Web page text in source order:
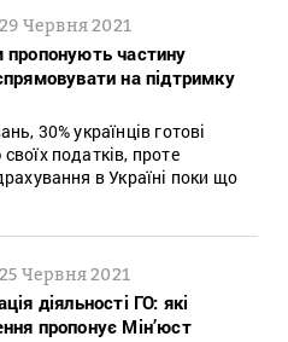
29 Червня 2021
пропонують частину
на підтримку
30% українців готові
податків, проте
в Україні поки що
25 Червня 2021
діяльності ГО: які
пропонує Мін’юст